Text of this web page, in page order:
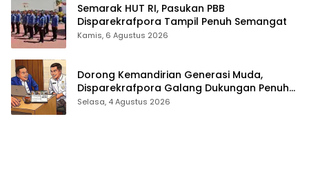
Semarak HUT RI, Pasukan PBB
Disparekrafpora Tampil Penuh Semangat
Kamis, 6 Agustus 2026
Dorong Kemandirian Generasi Muda,
Disparekrafpora Galang Dukungan Penuh
Para Aleg Deprov
Selasa, 4 Agustus 2026